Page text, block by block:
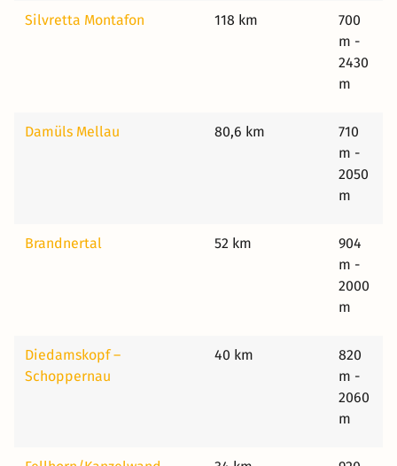
Silvretta Montafon 118 km
700
m -
2430
m
Damüls Mellau 80,6 km
710
m -
2050
m
Brandnertal 52 km
904
m -
2000
m
Diedamskopf –
Schoppernau
40 km
820
m -
2060
m